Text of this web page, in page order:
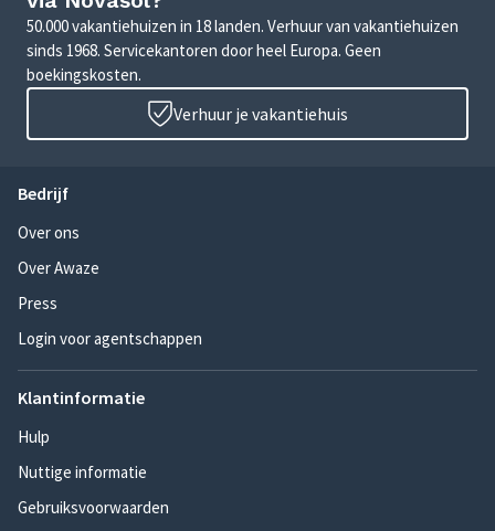
50.000 vakantiehuizen in 18 landen. Verhuur van vakantiehuizen
sinds 1968. Servicekantoren door heel Europa. Geen
boekingskosten.
Verhuur je vakantiehuis
Bedrijf
Over ons
Over Awaze
Press
Login voor agentschappen
Klantinformatie
Hulp
Nuttige informatie
Gebruiksvoorwaarden